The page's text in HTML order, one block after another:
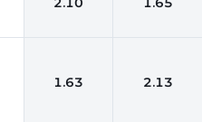
1.63 2.13